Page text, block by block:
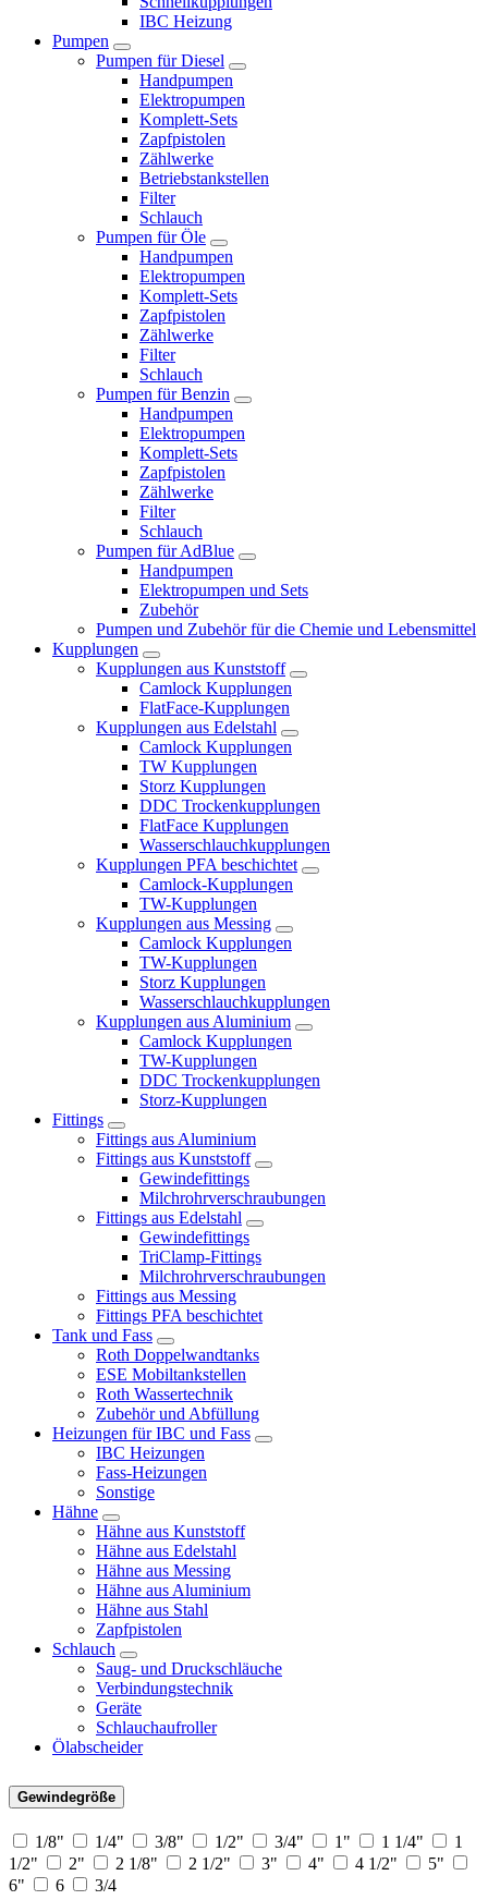
IBC Heizung
Pumpen
Pumpen für Diesel
Handpumpen
Elektropumpen
Komplett-Sets
Zapfpistolen
Zählwerke
Betriebstankstellen
Filter
Schlauch
Pumpen für Öle
Handpumpen
Elektropumpen
Komplett-Sets
Zapfpistolen
Zählwerke
Filter
Schlauch
Pumpen für Benzin
Handpumpen
Elektropumpen
Komplett-Sets
Zapfpistolen
Zählwerke
Filter
Schlauch
Pumpen für AdBlue
Handpumpen
Elektropumpen und Sets
Zubehör
Pumpen und Zubehör für die Chemie und Lebensmittel
Kupplungen
Kupplungen aus Kunststoff
Camlock Kupplungen
FlatFace-Kupplungen
Kupplungen aus Edelstahl
Camlock Kupplungen
TW Kupplungen
Storz Kupplungen
DDC Trockenkupplungen
FlatFace Kupplungen
Wasserschlauchkupplungen
Kupplungen PFA beschichtet
Camlock-Kupplungen
TW-Kupplungen
Kupplungen aus Messing
Camlock Kupplungen
TW-Kupplungen
Storz Kupplungen
Wasserschlauchkupplungen
Kupplungen aus Aluminium
Camlock Kupplungen
TW-Kupplungen
DDC Trockenkupplungen
Storz-Kupplungen
Fittings
Fittings aus Aluminium
Fittings aus Kunststoff
Gewindefittings
Milchrohrverschraubungen
Fittings aus Edelstahl
Gewindefittings
TriClamp-Fittings
Milchrohrverschraubungen
Fittings aus Messing
Fittings PFA beschichtet
Tank und Fass
Roth Doppelwandtanks
ESE Mobiltankstellen
Roth Wassertechnik
Zubehör und Abfüllung
Heizungen für IBC und Fass
IBC Heizungen
Fass-Heizungen
Sonstige
Hähne
Hähne aus Kunststoff
Hähne aus Edelstahl
Hähne aus Messing
Hähne aus Aluminium
Hähne aus Stahl
Zapfpistolen
Schlauch
Saug- und Druckschläuche
Verbindungstechnik
Geräte
Schlauchaufroller
Ölabscheider
Gewindegröße
1/8" 1/4" 3/8" 1/2" 3/4" 1" 1 1/4"
1
1/2"
2" 2 1/8" 2 1/2" 3" 4" 4 1/2"
5"
6"
6 3/4